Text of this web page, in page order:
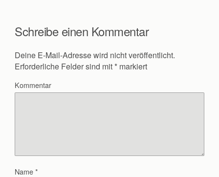
Schreibe einen Kommentar
Deine E-Mail-Adresse wird nicht veröffentlicht.
Erforderliche Felder sind mit * markiert
Kommentar
Name*